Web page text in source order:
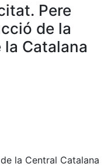
Pere
de la
Catalana
la Central Catalana